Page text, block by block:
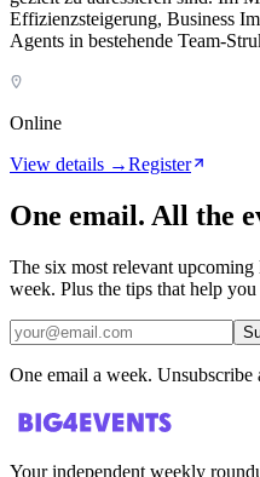
Effizienzsteigerung, Business
Agents in bestehende Team-
Online
View details →Register
One email. All the
The six most relevant
week. Plus the tips that help
One email a week. Unsubscribe
Your independent weekly